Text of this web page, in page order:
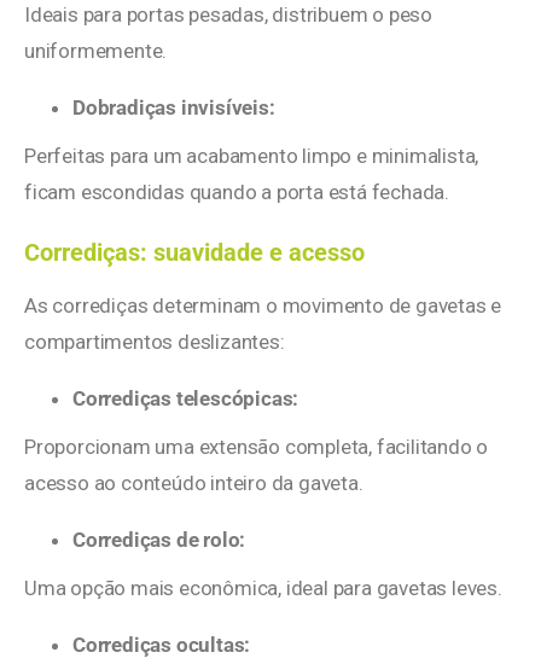
Ideais para portas pesadas, distribuem o peso
uniformemente.
Dobradiças invisíveis:
Perfeitas para um acabamento limpo e minimalista,
ficam escondidas quando a porta está fechada.
Corrediças: suavidade e acesso
As corrediças determinam o movimento de gavetas e
compartimentos deslizantes:
Corrediças telescópicas:
Proporcionam uma extensão completa, facilitando o
acesso ao conteúdo inteiro da gaveta.
Corrediças de rolo:
Uma opção mais econômica, ideal para gavetas leves.
Corrediças ocultas: